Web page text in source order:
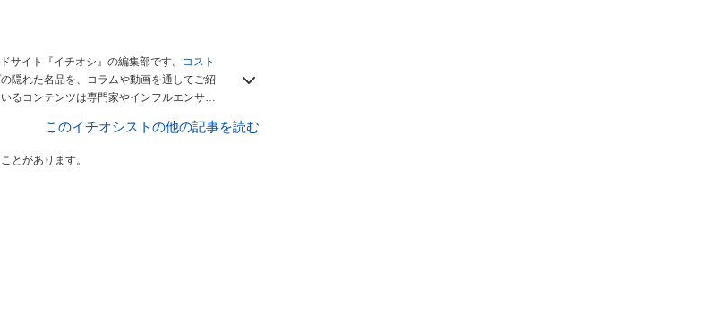
サイト『イチオシ』の編集部です。
コスト
隠れた名品を、コラムや動画を通してご紹
るコンテンツは専門家やインフルエンサー
このイチオシストの他の記事を読む
とがあります。